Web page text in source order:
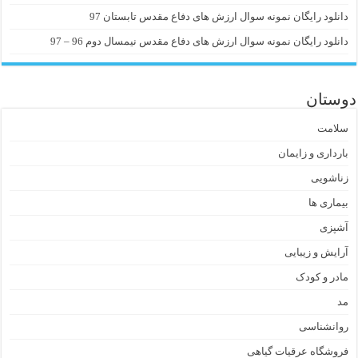
دانلود رایگان نمونه سوال ارزش های دفاع مقدس تابستان 97
دانلود رایگان نمونه سوال ارزش های دفاع مقدس نیمسال دوم 96 – 97
دوستان
سلامت
بارداری و زایمان
زناشویی
بیماری ها
آشپزی
آرایش و زیبایی
مادر و کودک
مد
روانشناسی
فروشگاه عرقیات گیاهی